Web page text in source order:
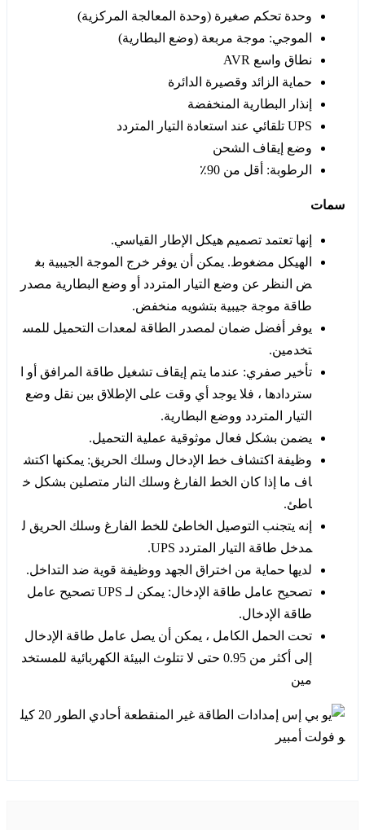
وحدة تحكم صغيرة (وحدة المعالجة المركزية)
الموجي: موجة مربعة (وضع البطارية)
نطاق واسع AVR
حماية الزائد وقصيرة الدائرة
إنذار البطارية المنخفضة
UPS تلقائي عند استعادة التيار المتردد
وضع إيقاف الشحن
الرطوبة: أقل من 90٪
سمات
إنها تعتمد تصميم هيكل الإطار القياسي.
الهيكل مضغوط. يمكن أن يوفر خرج الموجة الجيبية بغ
ض النظر عن وضع التيار المتردد أو وضع البطارية مصدر
طاقة موجة جيبية بتشويه منخفض.
يوفر أفضل ضمان لمصدر الطاقة لمعدات التحميل للمس
تخدمين.
تأخير صفري: عندما يتم إيقاف تشغيل طاقة المرافق أو ا
ستردادها ، فلا يوجد أي وقت على الإطلاق بين نقل وضع
التيار المتردد ووضع البطارية.
يضمن بشكل فعال موثوقية عملية التحميل.
وظيفة اكتشاف خط الإدخال وسلك الحريق: يمكنها اكتش
اف ما إذا كان الخط الفارغ وسلك النار متصلين بشكل خ
اطئ.
إنه يتجنب التوصيل الخاطئ للخط الفارغ وسلك الحريق ل
مدخل طاقة التيار المتردد UPS.
لديها حماية من اختراق الجهد ووظيفة قوية ضد التداخل.
تصحيح عامل طاقة الإدخال: يمكن لـ UPS تصحيح عامل
طاقة الإدخال.
تحت الحمل الكامل ، يمكن أن يصل عامل طاقة الإدخال
إلى أكثر من 0.95 حتى لا تتلوث البيئة الكهربائية للمستخد
مين